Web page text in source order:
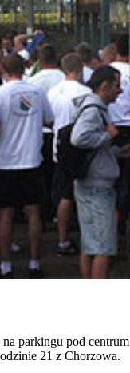
parkingu pod
21 z Chorzowa.